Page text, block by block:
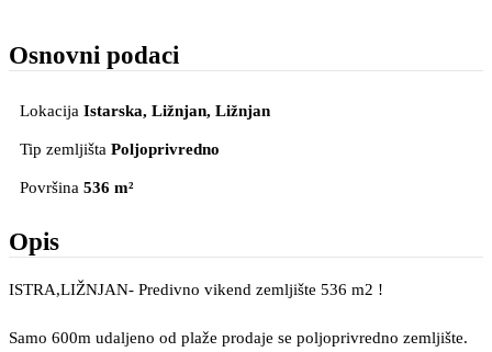
Osnovni podaci
Lokacija Istarska, Ližnjan, Ližnjan
Tip zemljišta Poljoprivredno
Površina 536 m²
Opis
ISTRA,LIŽNJAN- Predivno vikend zemljište 536 m2 !
Samo 600m udaljeno od plaže prodaje se poljoprivredno zemljište.